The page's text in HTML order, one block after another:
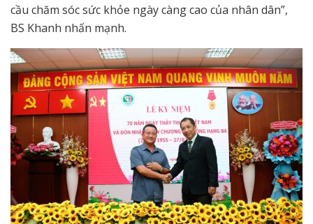
cầu chăm sóc sức khỏe ngày càng cao của nhân dân”,
BS Khanh nhấn mạnh.